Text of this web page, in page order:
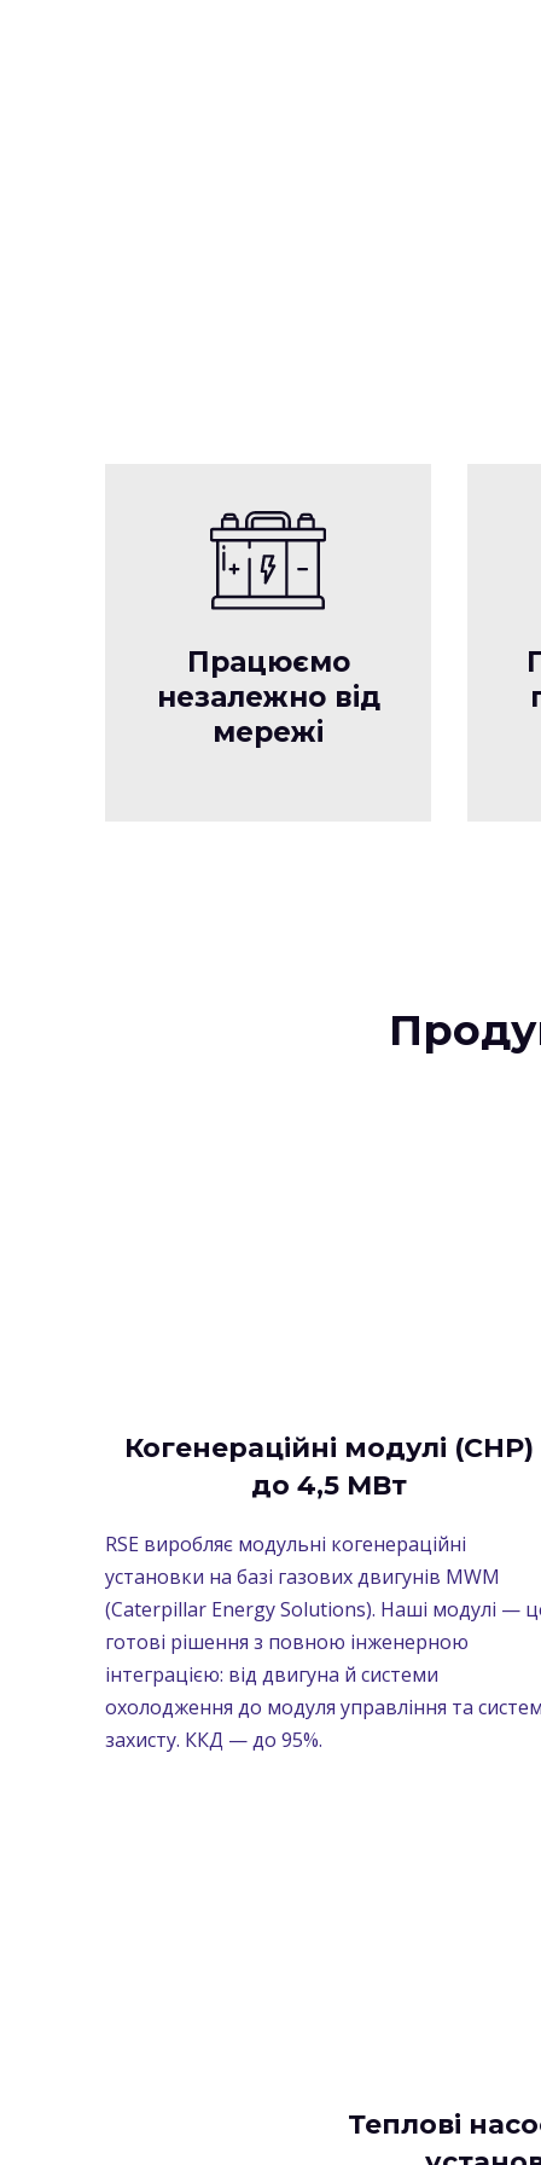
Працюємо
незалежно від
мережі
Когенераційні модулі (CHP)
до 4,5 МВт
RSE виробляє модульні когенераційні
установки на базі газових двигунів MWM
(Caterpillar Energy Solutions). Наші модулі —
готові рішення з повною інженерною
інтеграцією: від двигуна й системи
охолодження до модуля управління та
захисту. ККД — до 95%.
Теплові